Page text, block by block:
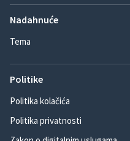
Nadahnuće
Tema
Politike
Politika kolačića
Politika privatnosti